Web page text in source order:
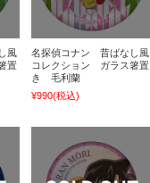
風
置
名探偵コナン 昔ばなし風
コレクション ガラス箸置
き 毛利蘭
¥990(税込)